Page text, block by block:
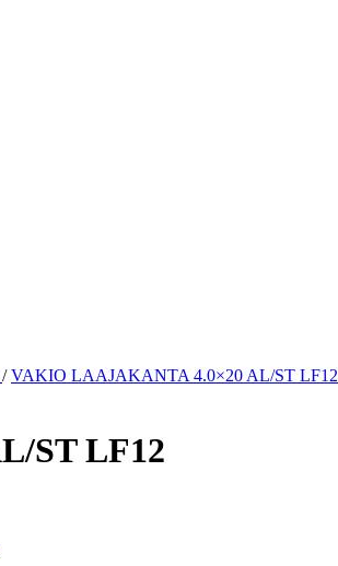
/VAKIO LAAJAKANTA 4.0×20 AL/ST LF12
ST LF12